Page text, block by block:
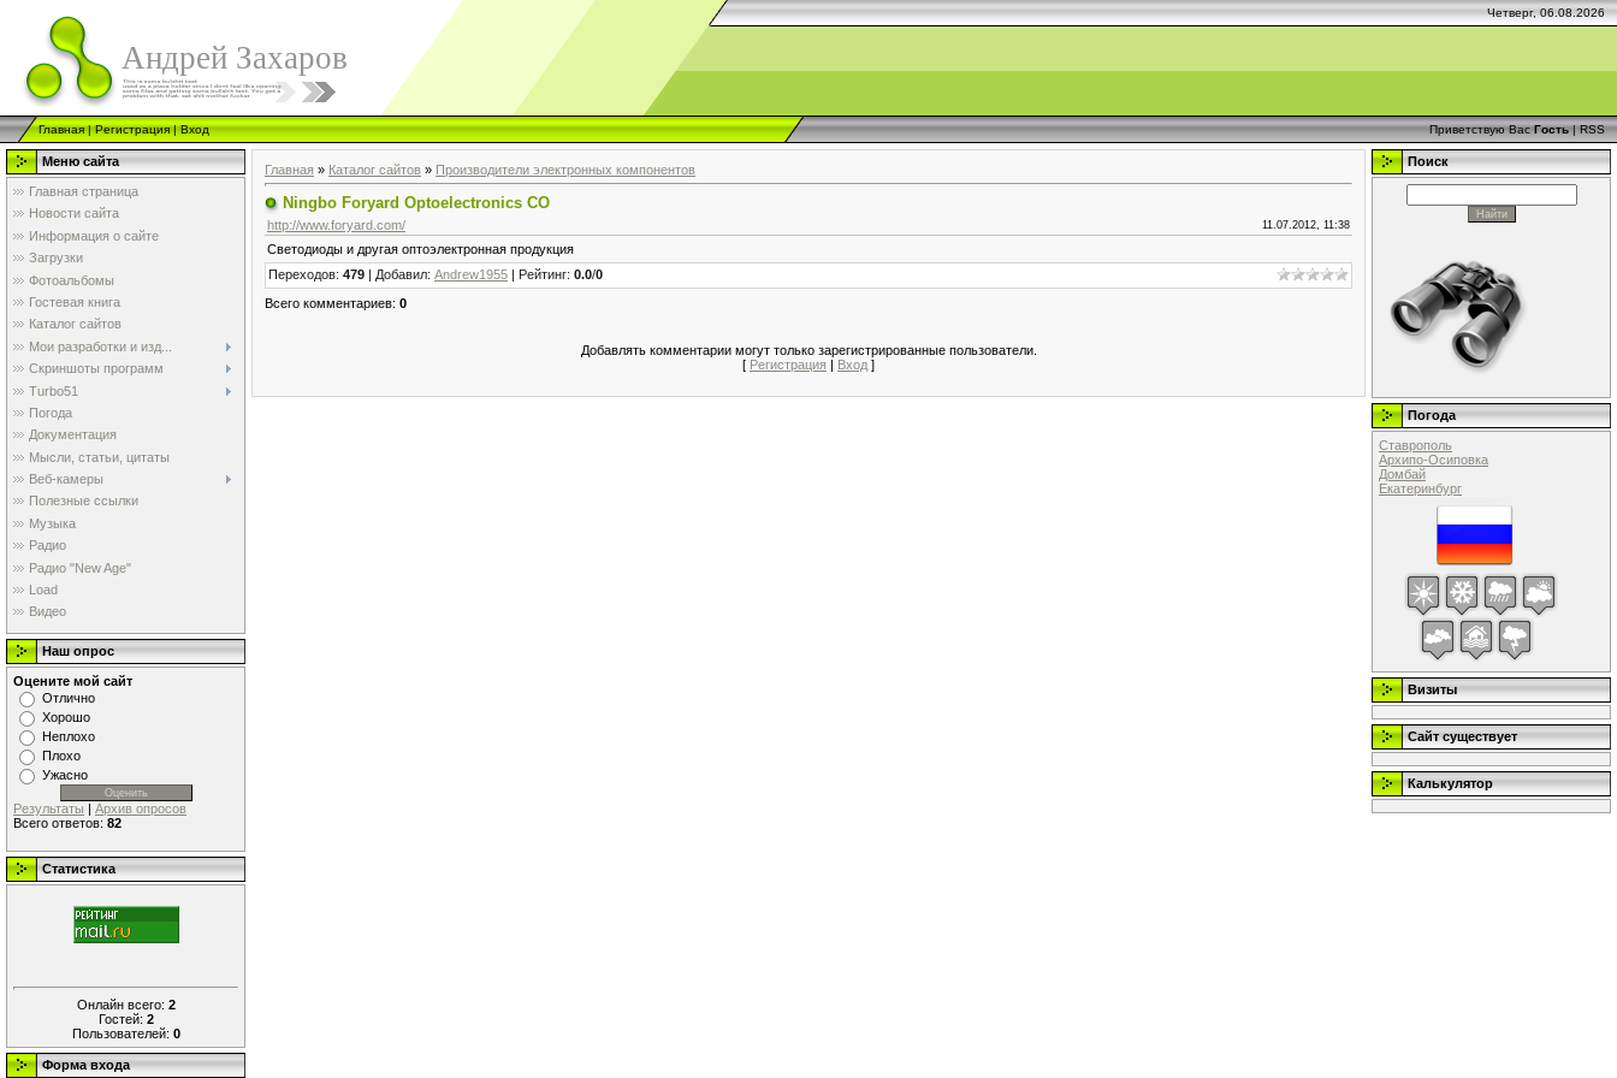
Четверг, 06.08.2026
Андрей Захаров
Главная|Регистрация|Вход Приветствую Вас Гость|RSS
Меню сайта
Главная страница
Новости сайта
Информация о сайте
Загрузки
Фотоальбомы
Гостевая книга
Каталог сайтов
Мои разработки и изд...
Скриншоты программ
Turbo51
Погода
Документация
Мысли, статьи, цитаты
Веб-камеры
Полезные ссылки
Музыка
Радио
Радио "New Age"
Load
Видео
Наш опрос
Оцените мой сайт
Отлично
Хорошо
Неплохо
Плохо
Ужасно
Результаты | Архив опросов
Всего ответов: 82
Статистика
Онлайн всего: 2
Гостей: 2
Пользователей: 0
Форма входа
Главная » Каталог сайтов » Производители электронных компонентов
Ningbo Foryard Optoelectronics CO
http://www.foryard.com/ 11.07.2012, 11:38
Светодиоды и другая оптоэлектронная продукция
Переходов: 479 | Добавил: Andrew1955 | Рейтинг: 0.0/0
Всего комментариев: 0
Добавлять комментарии могут только зарегистрированные пользователи.
[ Регистрация | Вход ]
Поиск
Погода
Ставрополь
Архипо-Осиповка
Домбай
Екатеринбург
Визиты
Сайт существует
Калькулятор